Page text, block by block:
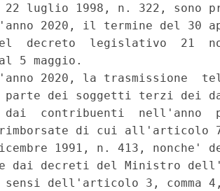
22 luglio 1998, n. 322, sono
2020, il termine del 30
del  decreto  legislativo  21
5 maggio.
2020, la trasmissione
parte dei soggetti terzi dei
dai  contribuenti  nell'anno
di cui all'articolo
1991, n. 413,
dai decreti del Ministro
sensi dell'articolo 3, comma